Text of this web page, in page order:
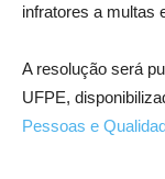
infratores a multas
A resolução será
UFPE,
Pessoas e